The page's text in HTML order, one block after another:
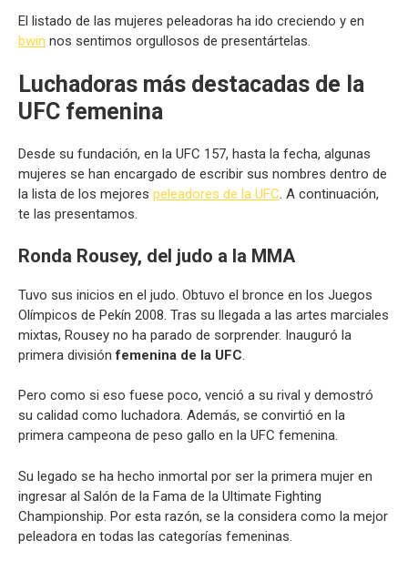
El listado de las mujeres peleadoras ha ido creciendo y en
bwin nos sentimos orgullosos de presentártelas.
Luchadoras más destacadas de la
UFC femenina
Desde su fundación, en la UFC 157, hasta la fecha, algunas
mujeres se han encargado de escribir sus nombres dentro de
la lista de los mejores peleadores de la UFC. A continuación,
te las presentamos.
Ronda Rousey, del judo a la MMA
Tuvo sus inicios en el judo. Obtuvo el bronce en los Juegos
Olímpicos de Pekín 2008. Tras su llegada a las artes marciales
mixtas, Rousey no ha parado de sorprender. Inauguró la
primera divisiónfemenina de la UFC
Pero como si eso fuese poco, venció a su rival y demostró
su calidad como luchadora. Además, se convirtió en la
primera campeona de peso gallo en la UFC femenina.
Su legado se ha hecho inmortal por ser la primera mujer en
ingresar al Salón de la Fama de la Ultimate Fighting
Championship. Por esta razón, se la considera como la mejor
peleadora en todas las categorías femeninas.